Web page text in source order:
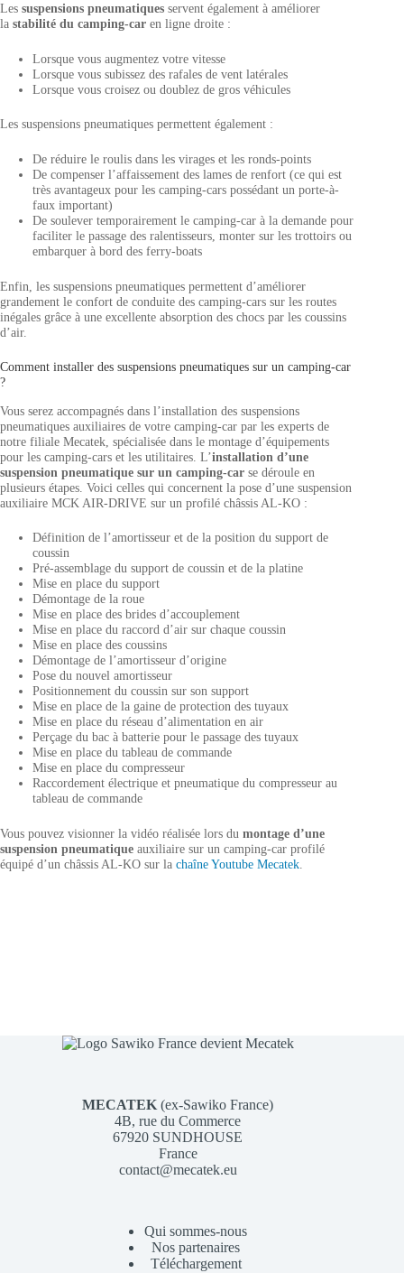
Les suspensions pneumatiques servent également à améliorer
la stabilité du camping-car en ligne droite :
Lorsque vous augmentez votre vitesse
Lorsque vous subissez des rafales de vent latérales
Lorsque vous croisez ou doublez de gros véhicules
Les suspensions pneumatiques permettent également :
De réduire le roulis dans les virages et les ronds-points
De compenser l’affaissement des lames de renfort (ce qui est
très avantageux pour les camping-cars possédant un porte-à-
faux important)
De soulever temporairement le camping-car à la demande pour
faciliter le passage des ralentisseurs, monter sur les trottoirs ou
embarquer à bord des ferry-boats
Enfin, les suspensions pneumatiques permettent d’améliorer
grandement le confort de conduite des camping-cars sur les routes
inégales grâce à une excellente absorption des chocs par les coussins
d’air.
Comment installer des suspensions pneumatiques sur un camping-car
?
Vous serez accompagnés dans l’installation des suspensions
pneumatiques auxiliaires de votre camping-car par les experts de
notre filiale Mecatek, spécialisée dans le montage d’équipements
pour les camping-cars et les utilitaires. L’installation d’une
suspension pneumatique sur un camping-car se déroule en
plusieurs étapes. Voici celles qui concernent la pose d’une suspension
auxiliaire MCK AIR-DRIVE sur un profilé châssis AL-KO :
Définition de l’amortisseur et de la position du support de
coussin
Pré-assemblage du support de coussin et de la platine
Mise en place du support
Démontage de la roue
Mise en place des brides d’accouplement
Mise en place du raccord d’air sur chaque coussin
Mise en place des coussins
Démontage de l’amortisseur d’origine
Pose du nouvel amortisseur
Positionnement du coussin sur son support
Mise en place de la gaine de protection des tuyaux
Mise en place du réseau d’alimentation en air
Perçage du bac à batterie pour le passage des tuyaux
Mise en place du tableau de commande
Mise en place du compresseur
Raccordement électrique et pneumatique du compresseur au
tableau de commande
Vous pouvez visionner la vidéo réalisée lors du montage d’une
suspension pneumatique auxiliaire sur un camping-car profilé
équipé d’un châssis AL-KO sur la chaîne Youtube Mecatek
MECATEK (ex-Sawiko France)
4B, rue du Commerce
67920 SUNDHOUSE
France
contact@mecatek.eu
Qui sommes-nous
Nos partenaires
Téléchargement